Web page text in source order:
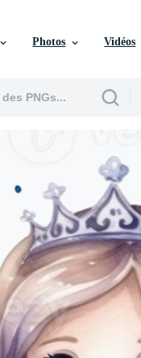
Photos Vidéos